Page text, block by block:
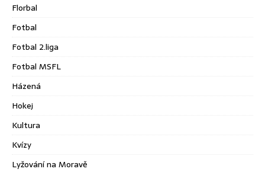
Florbal
Fotbal
Fotbal 2.liga
Fotbal MSFL
Házená
Hokej
Kultura
Kvízy
Lyžování na Moravě